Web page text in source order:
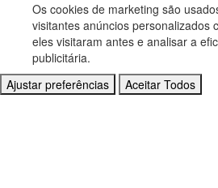
Os cookies de marketing são
visitantes anúncios personalizados
eles visitaram antes e analisar a
publicitária.
Ajustar preferências
Aceitar Todos